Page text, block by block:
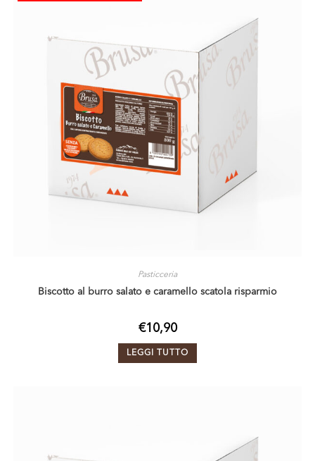
Pasticceria
Biscotto al burro salato e caramello scatola risparmio
€10,90
LEGGI TUTTO